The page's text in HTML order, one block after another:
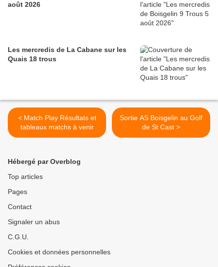
août 2026
Les mercredis de La Cabane sur les
Quais 18 trous
< Match Play Résultats et
tableaux matchs à venir
Sortie AS Boisgelin au Golf
de St Cast >
Hébergé par Overblog
Top articles
Pages
Contact
Signaler un abus
C.G.U.
Cookies et données personnelles